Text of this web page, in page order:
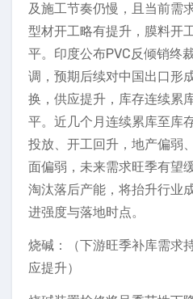
及施工节奏仍慢，且当前需
型材开工略有提升，膜料开
平。印度公布PVC反倾销终
调，预期后续对中国出口形
换，供应提升，库存连续累
平。近几个月连续累库至库
投放、开工回升，地产偏弱
面偏弱，未来需求旺季有望
淘汰落后产能，将抬升行业
进强度与落地时点。
烧碱：（下游旺季补库需求
应提升）